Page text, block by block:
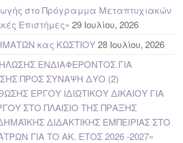
στο Πρόγραμμα Μεταπτυχιακών
Επιστήμες» 29 Ιουλίου, 2026
κας ΚΩΣΤΙΟΥ28 Ιουλίου, 2026
ΕΝΔΙΑΦΕΡΟΝΤΟΣ ΓΙΑ
ΠΡΟΣ ΣΥΝΑΨΗ ΔΥΟ (2)
ΕΡΓΟΥ ΙΔΙΩΤΙΚΟΥ ΔΙΚΑΙΟΥ ΓΙΑ
ΣΤΟ ΠΛΑΙΣΙΟ ΤΗΣ ΠΡΑΞΗΣ
ΔΙΔΑΚΤΙΚΗΣ ΕΜΠΕΙΡΙΑΣ ΣΤΟ
ΓΙΑ ΤΟ ΑΚ. ΕΤΟΣ 2026 -2027»